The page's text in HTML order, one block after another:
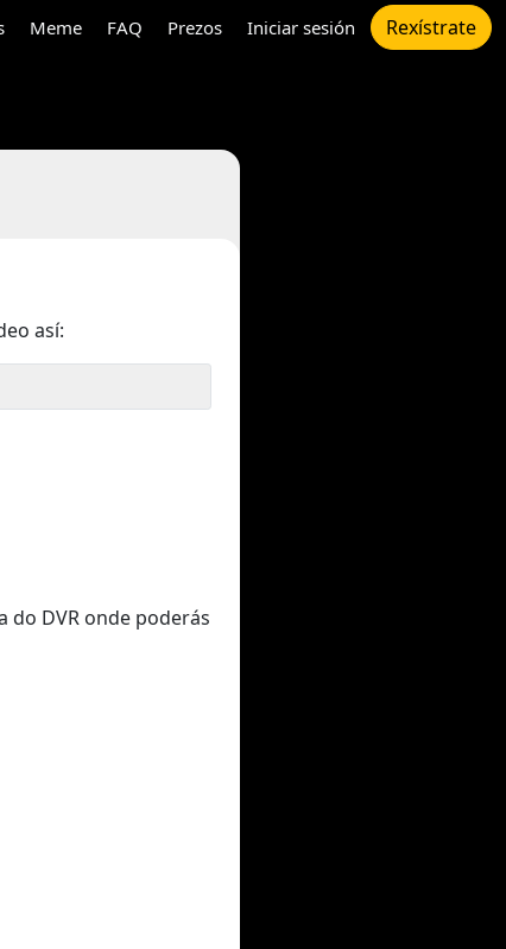
Meme FAQ Prezos Iniciar sesión Rexístrate
así:
do DVR onde poderás